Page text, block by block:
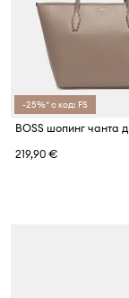
-25%* с код: FS
219,90 €